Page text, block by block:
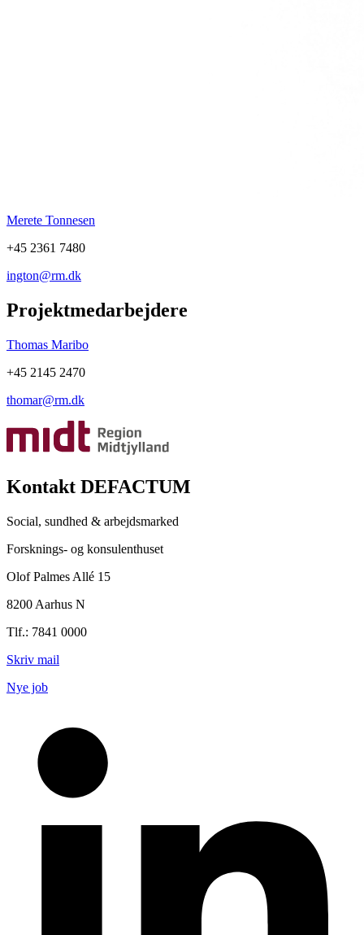
Merete Tonnesen
+45 2361 7480
ington@rm.dk
Projektmedarbejdere
Thomas Maribo
+45 2145 2470
thomar@rm.dk
Kontakt DEFACTUM
Social, sundhed & arbejdsmarked
Forsknings- og konsulenthuset
Olof Palmes Allé 15
8200 Aarhus N
Tlf.: 7841 0000
Skriv mail
Nye job